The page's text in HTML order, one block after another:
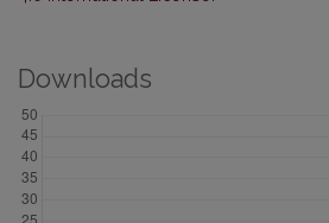
Downloads